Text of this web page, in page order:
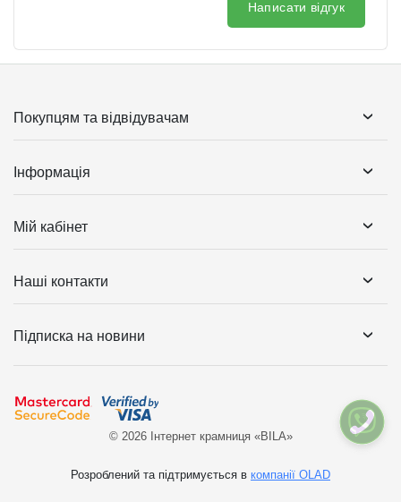
Написати відгук
Покупцям та відвідувачам
Інформація
Мій кабінет
Наші контакти
Підписка на новини
© 2026 Інтернет крамниця «BILA»
Розроблений та підтримується в компанії OLAD